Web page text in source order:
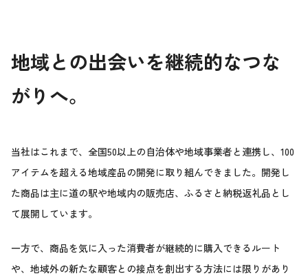
地域との出会いを継続的なつな
がりへ。
当社はこれまで、全国50以上の自治体や地域事業者と連携し、100
アイテムを超える地域産品の開発に取り組んできました。開発し
た商品は主に道の駅や地域内の販売店、ふるさと納税返礼品とし
て展開しています。
一方で、商品を気に入った消費者が継続的に購入できるルート
や、地域外の新たな顧客との接点を創出する方法には限りがあり